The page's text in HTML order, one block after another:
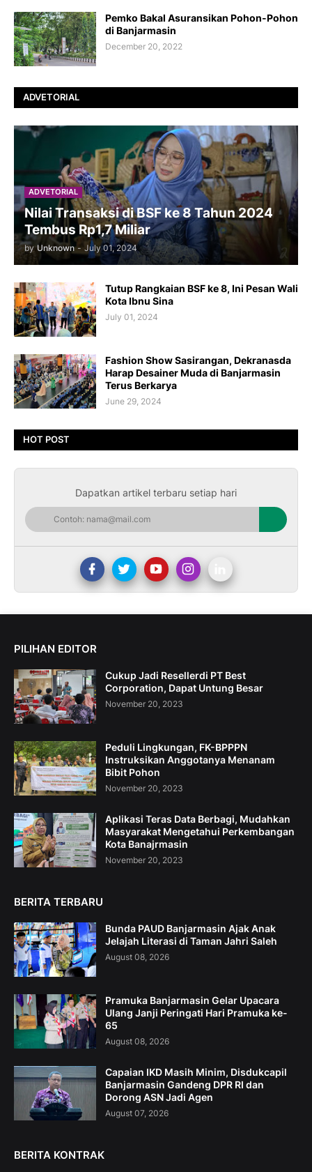
Pemko Bakal Asuransikan Pohon-Pohon
di Banjarmasin
December 20, 2022
ADVETORIAL
ADVETORIAL
Nilai Transaksi di BSF ke 8 Tahun 2024
Tembus Rp1,7 Miliar
by Unknown - July 01, 2024
Tutup Rangkaian BSF ke 8, Ini Pesan Wali
Kota Ibnu Sina
July 01, 2024
Fashion Show Sasirangan, Dekranasda
Harap Desainer Muda di Banjarmasin
Terus Berkarya
June 29, 2024
HOT POST
Dapatkan artikel terbaru setiap hari
PILIHAN EDITOR
Cukup Jadi Resellerdi PT Best
Corporation, Dapat Untung Besar
November 20, 2023
Peduli Lingkungan, FK-BPPPN
Instruksikan Anggotanya Menanam
Bibit Pohon
November 20, 2023
Aplikasi Teras Data Berbagi, Mudahkan
Masyarakat Mengetahui Perkembangan
Kota Banajrmasin
November 20, 2023
BERITA TERBARU
Bunda PAUD Banjarmasin Ajak Anak
Jelajah Literasi di Taman Jahri Saleh
August 08, 2026
Pramuka Banjarmasin Gelar Upacara
Ulang Janji Peringati Hari Pramuka ke-
65
August 08, 2026
Capaian IKD Masih Minim, Disdukcapil
Banjarmasin Gandeng DPR RI dan
Dorong ASN Jadi Agen
August 07, 2026
BERITA KONTRAK